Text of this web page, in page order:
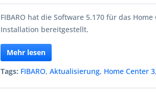
FIBARO hat die Software 5.170 für das
Installation bereitgestellt.
Mehr lesen
Tags: FIBARO,Aktualisierung, Home Center 3,